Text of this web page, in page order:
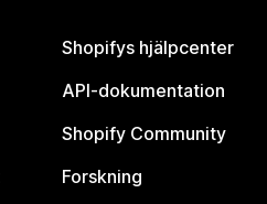
Shopifys hjälpcenter
API-dokumentation
Shopify Community
Forskning